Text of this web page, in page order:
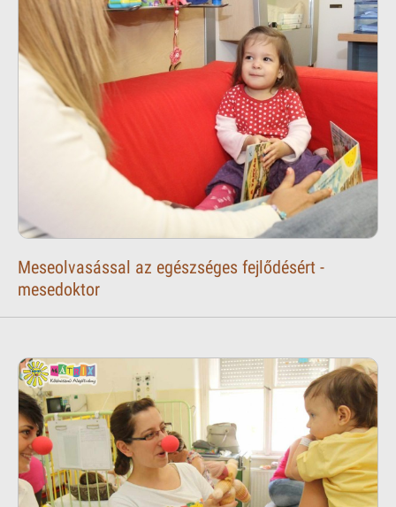
Meseolvasással az egészséges fejlődésért -
mesedoktor